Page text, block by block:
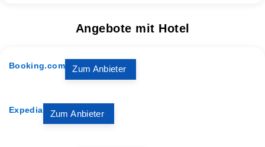
Angebote mit Hotel
Booking.com Zum Anbieter
Expedia Zum Anbieter